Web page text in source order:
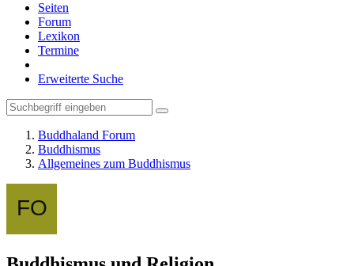
Seiten
Forum
Lexikon
Termine
Erweiterte Suche
Buddhaland Forum
Buddhismus
Allgemeines zum Buddhismus